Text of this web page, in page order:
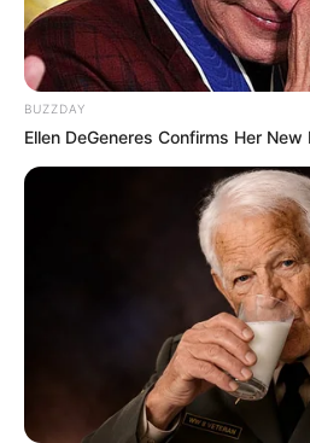
ดวงรายวัน 1 กันยายน 2565
BUZZDAY
Ellen DeGeneres Confirms Her New